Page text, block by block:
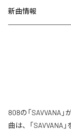
新曲情報
808の「SAVVANA
曲は、「SAVVANA